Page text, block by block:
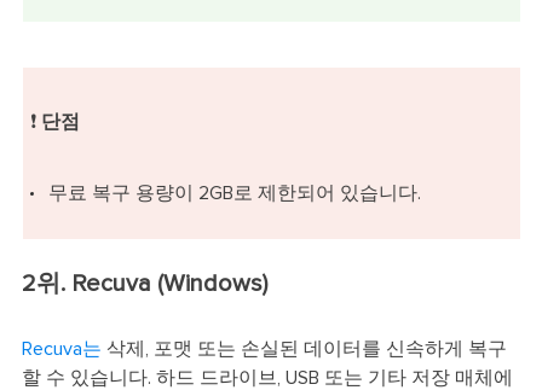
❗ 단점
무료 복구 용량이 2GB로 제한되어 있습니다.
2위. Recuva (Windows)
Recuva는 삭제, 포맷 또는 손실된 데이터를 신속하게 복구
할 수 있습니다. 하드 드라이브, USB 또는 기타 저장 매체에